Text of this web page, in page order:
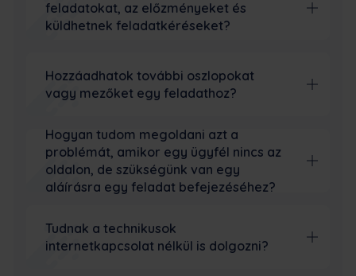
feladatokat, az előzményeket és
küldhetnek feladatkéréseket?
Hozzáadhatok további oszlopokat
vagy mezőket egy feladathoz?
Hogyan tudom megoldani azt a
problémát, amikor egy ügyfél nincs az
oldalon, de szükségünk van egy
aláírásra egy feladat befejezéséhez?
Tudnak a technikusok
internetkapcsolat nélkül is dolgozni?